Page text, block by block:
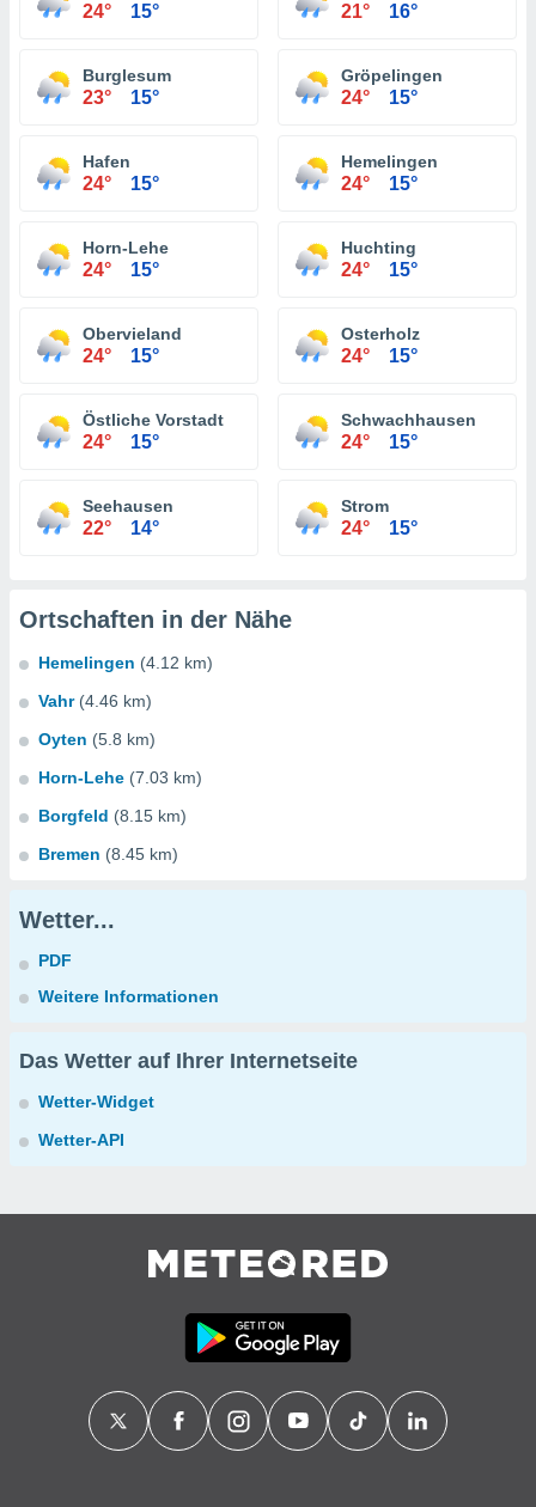
24° 15° 21° 16°
Burglesum
23° 15°
Gröpelingen
24° 15°
Hafen
24° 15°
Hemelingen
24° 15°
Horn-Lehe
24° 15°
Huchting
24° 15°
Obervieland
24° 15°
Osterholz
24° 15°
Östliche Vorstadt
24° 15°
Schwachhausen
24° 15°
Seehausen
22° 14°
Strom
24° 15°
Ortschaften in der Nähe
Hemelingen (4.12 km)
Vahr (4.46 km)
Oyten (5.8 km)
Horn-Lehe (7.03 km)
Borgfeld (8.15 km)
Bremen (8.45 km)
Wetter...
PDF
Weitere Informationen
Das Wetter auf Ihrer Internetseite
Wetter-Widget
Wetter-API